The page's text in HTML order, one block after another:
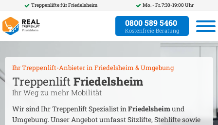
Treppenlifte fürFriedelsheim Mo. - Fr. 7:30-19:00 Uhr
0800 589 5460
Kostenfreie Beratung
Ihr Treppenlift-Anbieter in Friedelsheim & Umgebung
Treppenlift Friedelsheim
Ihr Weg zu mehr Mobilität
Wir sind Ihr Treppenlift Spezialist inFriedelsheimund
Umgebung. Unser Angebot umfasst Sitzlifte, Stehlifte sowie